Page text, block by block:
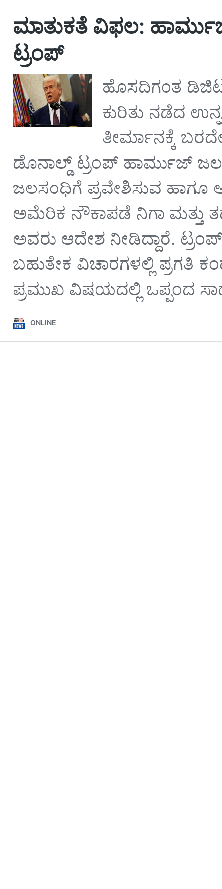
ಮಾತುಕತೆ ವಿಫಲ:
ಟ್ರಂಪ್
ಹೊಸದಿಗಂತ
ಕುರಿತು ನಡೆದ
ತೀರ್ಮಾನಕ್ಕೆ
ಡೊನಾಲ್ಡ್ ಟ್ರಂಪ್ ಹಾರ್ಮುಜ್
ಜಲಸಂಧಿಗೆ ಪ್ರವೇಶಿಸುವ
ಅಮೆರಿಕ ನೌಕಾಪಡೆ ನಿಗಾ ಮತ್ತು
ಅವರು ಆದೇಶ ನೀಡಿದ್ದಾರೆ.
ಬಹುತೇಕ ವಿಚಾರಗಳಲ್ಲಿ ಪ್ರಗತಿ
ಪ್ರಮುಖ ವಿಷಯದಲ್ಲಿ ಒಪ್ಪಂದ
ONLINE